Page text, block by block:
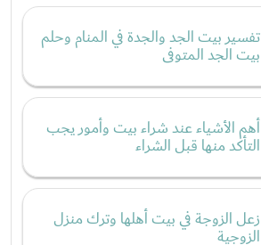
تفسير بيت الجد والجدة في المنام وحلم
بيت الجد المتوفى
أهم الأشياء عند شراء بيت وأمور يجب
التأكد منها قبل الشراء
زعل الزوجة في بيت أهلها وترك منزل
الزوجية